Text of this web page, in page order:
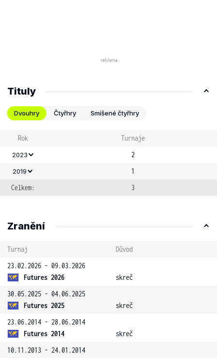
Tituly
Dvouhry Čtyřhry Smíšené čtyřhry
Rok Turnaje
2023 2
2019
1
Celkem:
3
Zranění
Turnaj
Důvod
23.02.2026 - 09.03.2026
Futures 2026
skreč
30.05.2025 - 04.06.2025
Futures 2025
skreč
23.06.2014 - 28.06.2014
Futures 2014
skreč
10.11.2013 - 24.01.2014